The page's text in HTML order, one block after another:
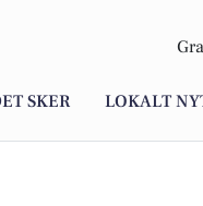
SKER LOKALT